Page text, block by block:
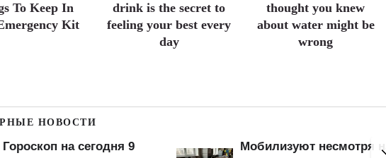
To Keep In
Kit
drink is the secret to
feeling your best every
day
thought you knew
about water might be
wrong
НОВОСТИ
Гороскоп на сегодня 9 Мобилизуют несмотря на